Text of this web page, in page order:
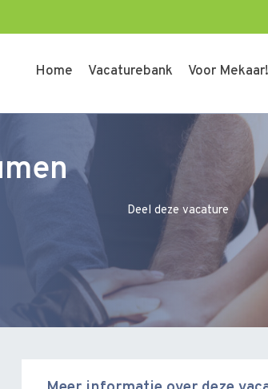
Home Vacaturebank Voor Mekaar!
Deel deze vacature